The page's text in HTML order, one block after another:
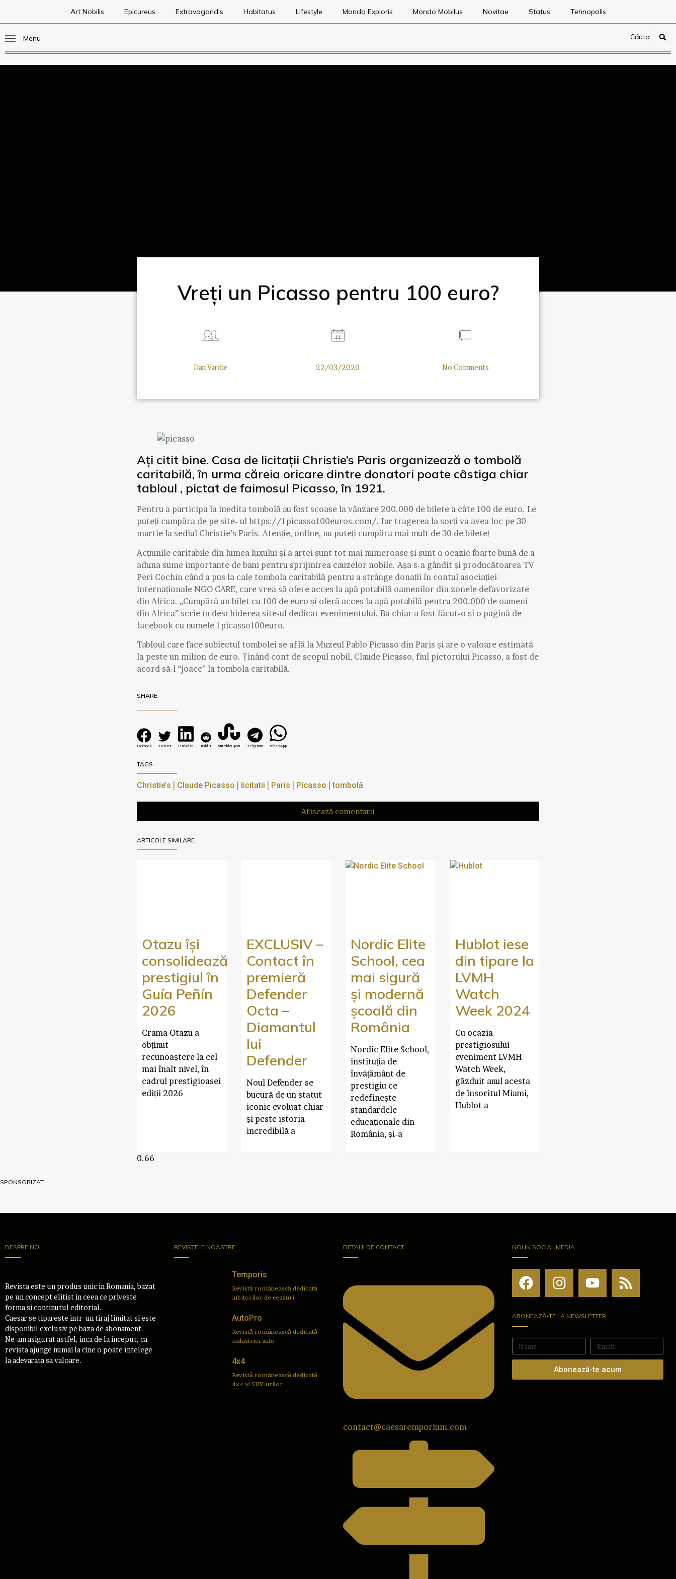
Art Nobilis Epicureus Extravagandis Habitatus Lifestyle Mondo Exploris Mondo Mobilus Novitae Status Tehnopolis
Menu Căuta…
Vreți un Picasso pentru 100 euro?
Dan Vardie 22/03/2020 No Comments
Ați citit bine. Casa de licitații Christie’s Paris organizează o tombolă
caritabilă, în urma căreia oricare dintre donatori poate câstiga chiar
tabloul , pictat de faimosul Picasso, în 1921.
Pentru a participa la inedita tombolă au fost scoase la vânzare 200.000 de bilete a câte 100 de euro. Le
puteți cumpăra de pe site- ul https://1picasso100euros.com/. Iar tragerea la sorți va avea loc pe 30
martie la sediul Christie’s Paris. Atenție, online, nu puteți cumpăra mai mult de 30 de bilete!
Acțiunile caritabile din lumea luxului și a artei sunt tot mai numeroase și sunt o ocazie foarte bună de a
aduna sume importante de bani pentru sprijinirea cauzelor nobile. Așa s-a gândit și producătoarea TV
Peri Cochin când a pus la cale tombola caritabilă pentru a strânge donații în contul asociației
internaționale NGO CARE, care vrea să ofere acces la apă potabilă oamenilor din zonele defavorizate
din Africa. „Cumpără un bilet cu 100 de euro și oferă acces la apă potabilă pentru 200.000 de oameni
din Africa” scrie în deschiderea site-ul dedicat evenimentului. Ba chiar a fost făcut-o și o pagină de
facebook cu numele 1picasso100euro.
Tabloul care face subiectul tombolei se află la Muzeul Pablo Picasso din Paris și are o valoare estimată
la peste un milion de euro. Ținând cont de scopul nobil, Claude Picasso, fiul pictorului Picasso, a fost de
acord să-l “joace” la tombola caritabilă.
SHARE
Facebook Twitter LinkedIn Reddit StumbleUpon Telegram WhatsApp
TAGS
Christie’s Claude Picasso licitatii Paris Picasso |tombolă
Afișează comentarii
ARTICOLE SIMILARE
Otazu își
consolidează
prestigiul în
Guía Peñín
2026
Crama Otazu a
obținut
recunoaștere la cel
mai înalt nivel, în
cadrul prestigioasei
ediții 2026
EXCLUSIV –
Contact în
premieră
Defender
Octa –
Diamantul
lui
Defender
Noul Defender se
bucură de un statut
iconic evoluat chiar
și peste istoria
incredibilă a
Nordic Elite
School, cea
mai sigură
și modernă
școală din
România
Nordic Elite School,
instituția de
învățământ de
prestigiu ce
redefinește
standardele
educaționale din
România, și-a
Hublot iese
din tipare la
LVMH
Watch
Week 2024
Cu ocazia
prestigiosului
eveniment LVMH
Watch Week,
găzduit anul acesta
de însoritul Miami,
Hublot a
SPONSORIZAT
DESPRE NOI
Revista este un produs unic in Romania, bazat
pe un concept elitist in ceea ce priveste
forma si continutul editorial.
Caesar se tipareste intr-un tiraj limitat si este
disponibil exclusiv pe baza de abonament.
Ne-am asigurat astfel, inca de la inceput, ca
revista ajunge numai la cine o poate întelege
la adevarata sa valoare.
REVISTELE NOASTRE
Temporis
Revistă românească dedicată
iubitorilor de ceasuri
AutoPro
Revistă românească dedicată
industriei auto
4x4
Revistă românească dedicată
4×4 și SUV-urilor
DETALII DE CONTACT
contact@caesaremporium.com
NOI IN SOCIAL MEDIA
ABONEAZĂ-TE LA NEWSLETTER
Abonează-te acum